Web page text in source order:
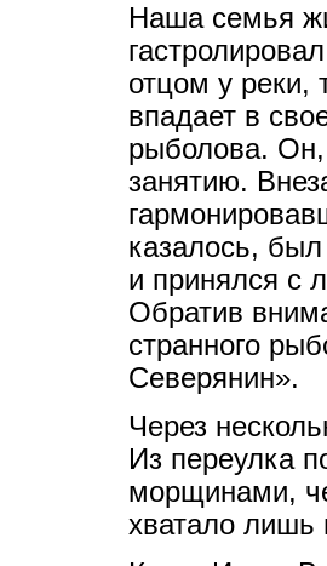
Наша семья
отцом у реки,
впадает в
рыболова. Он,
занятию.
казалось,
и принялся с
Обратив
странного
Северянин».
Через
Из переулка
морщинами,
хватало лишь